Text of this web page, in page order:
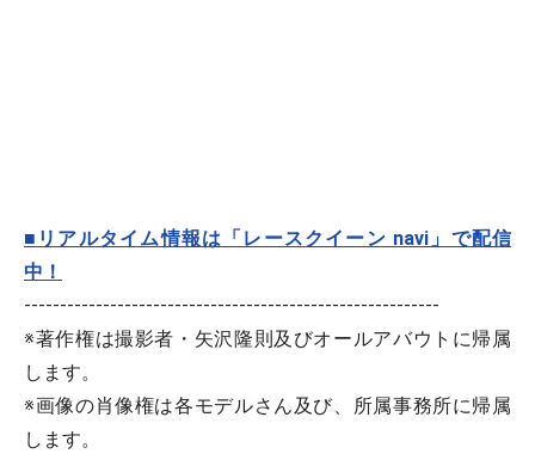
■リアルタイム情報は「レースクイーン navi」で配信
中！
----------------------------------------------------------
※著作権は撮影者・矢沢隆則及びオールアバウトに帰属
します。
※画像の肖像権は各モデルさん及び、所属事務所に帰属
します。